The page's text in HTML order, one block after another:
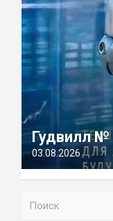
Гудвилл
03.08.2026